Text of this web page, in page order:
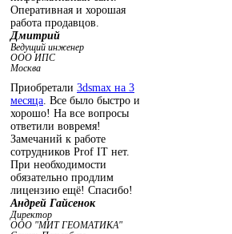
Оперативная и хорошая
работа продавцов.
Дмитрий
Ведущий инженер
ООО ИПС
Москва
Приобретали 3dsmax на 3
месяца . Все было быстро и
хорошо! На все вопросы
ответили вовремя!
Замечаний к работе
сотрудников Prof IT нет.
При необходимости
обязательно продлим
лицензию ещё! Спасибо!
Андрей Гайсенок
Директор
ООО "МИТ ГЕОМАТИКА"